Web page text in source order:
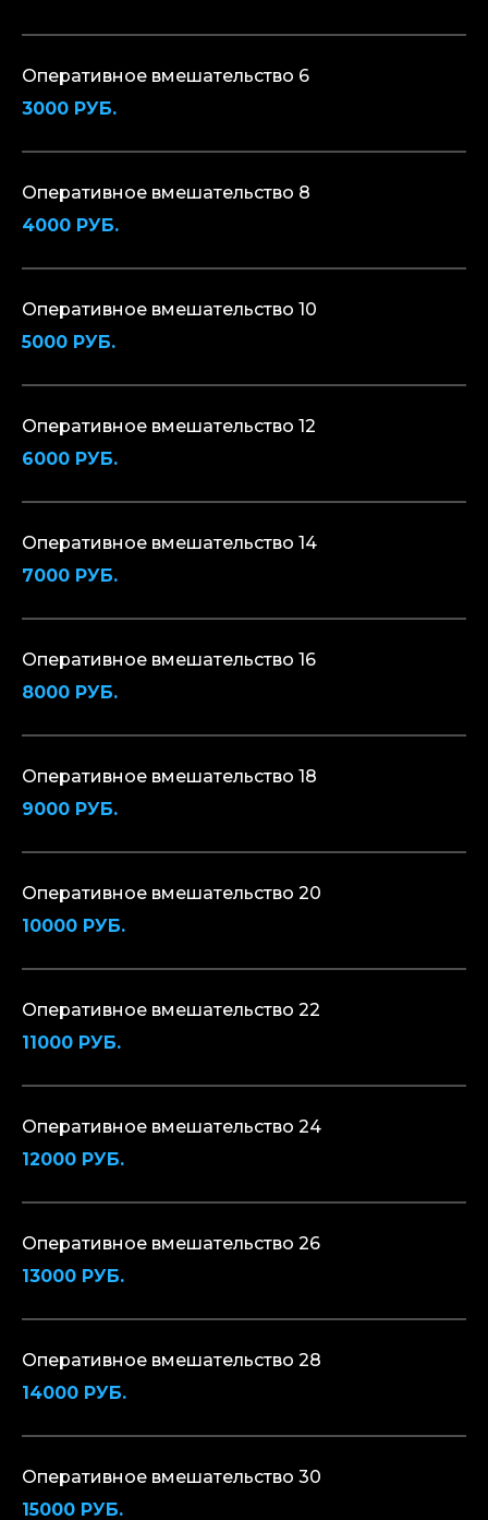
Оперативное вмешательство 6
3000 РУБ.
Оперативное вмешательство 8
4000 РУБ.
Оперативное вмешательство 10
5000 РУБ.
Оперативное вмешательство 12
6000 РУБ.
Оперативное вмешательство 14
7000 РУБ.
Оперативное вмешательство 16
8000 РУБ.
Оперативное вмешательство 18
9000 РУБ.
Оперативное вмешательство 20
10000 РУБ.
Оперативное вмешательство 22
11000 РУБ.
Оперативное вмешательство 24
12000 РУБ.
Оперативное вмешательство 26
13000 РУБ.
Оперативное вмешательство 28
14000 РУБ.
Оперативное вмешательство 30
15000 РУБ.